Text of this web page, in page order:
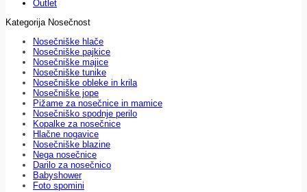
Outlet
Kategorija Nosečnost
Nosečniške hlače
Nosečniške pajkice
Nosečniške majice
Nosečniške tunike
Nosečniške obleke in krila
Nosečniške jope
Pižame za nosečnice in mamice
Nosečniško spodnje perilo
Kopalke za nosečnice
Hlačne nogavice
Nosečniške blazine
Nega nosečnice
Darilo za nosečnico
Babyshower
Foto spomini